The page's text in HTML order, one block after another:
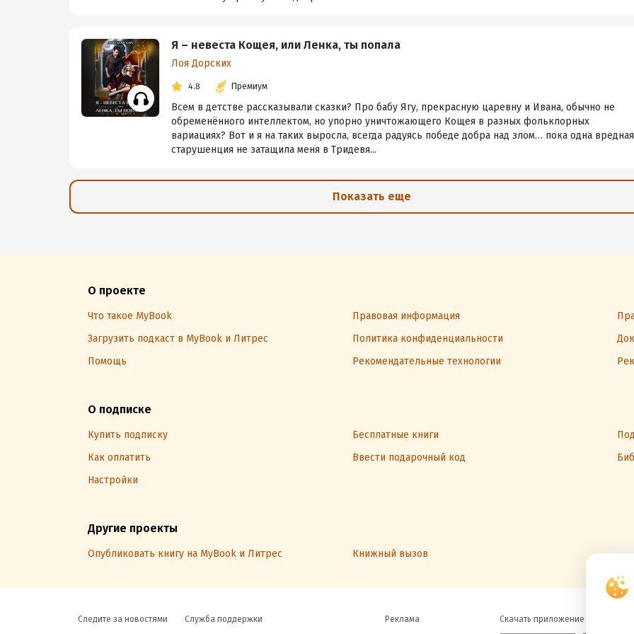
Я – невеста Кощея, или Ленка, ты попала
Лоя Дорских
4.8 Премиум
Всем в детстве рассказывали сказки? Про бабу Ягу, прекрасную царевну и Ивана, обычно не
обременённого интеллектом, но упорно уничтожающего Кощея в разных фольклорных
вариациях? Вот и я на таких выросла, всегда радуясь победе добра над злом… пока одна вредная
старушенция не затащила меня в Тридевя...
Показать еще
О проекте
Что такое MyBook Правовая информация
Загрузить подкаст в MyBook и Литрес
Политика конфиденциальности
Помощь
Рекомендательные технологии
О подписке
Купить подписку Бесплатные книги
Как оплатить
Ввести подарочный код
Настройки
Другие проекты
Опубликовать книгу на MyBook и Литрес Книжный вызов
Следите за новостями Служба поддержки Реклама Скачать приложение